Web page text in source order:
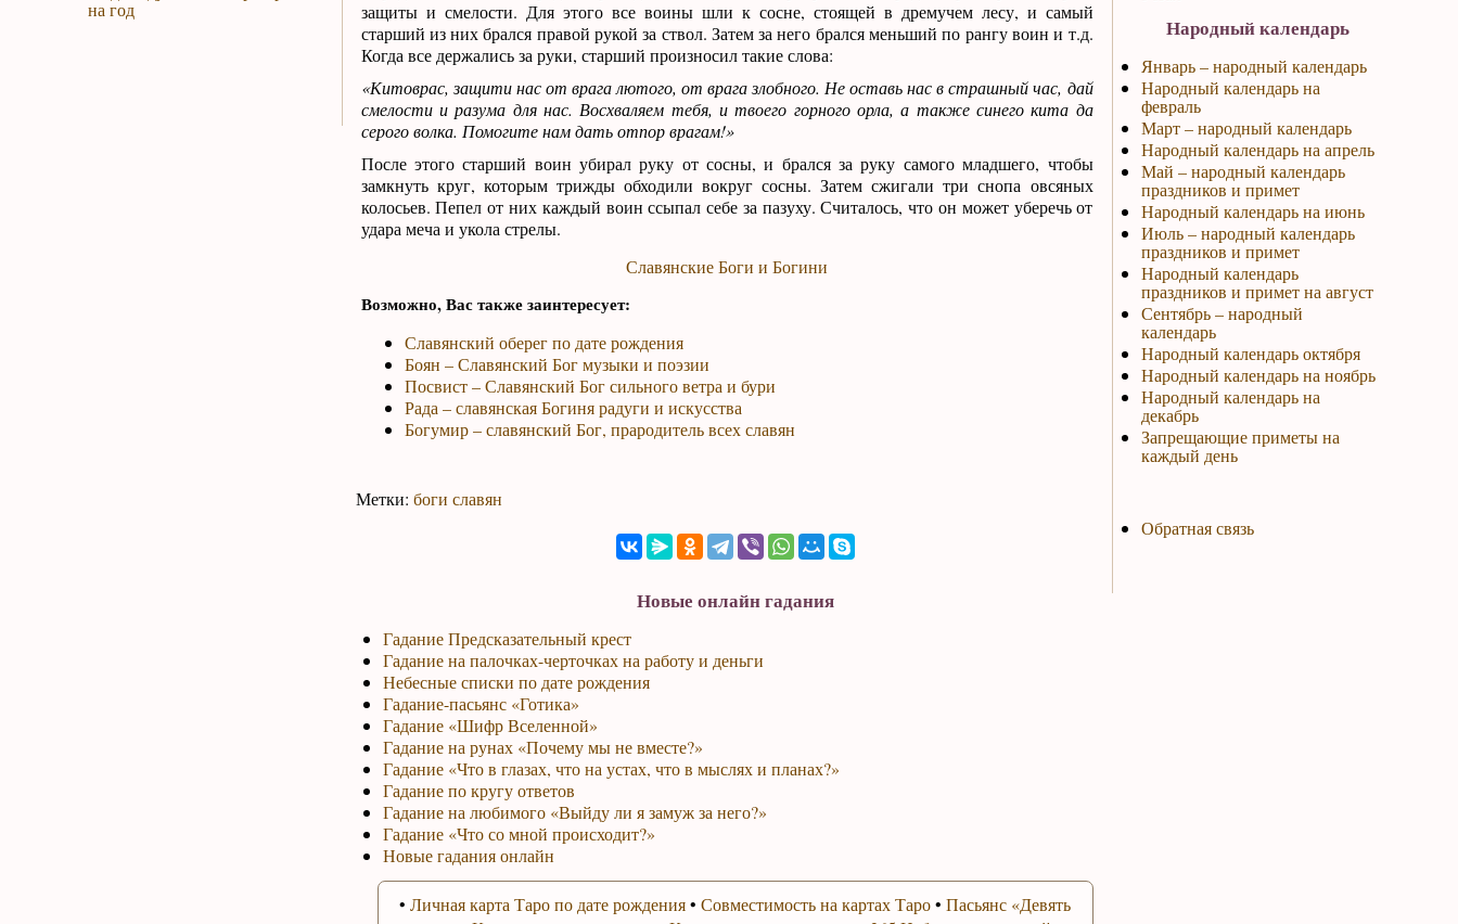
на год
защиты и смелости. Для этого все воины шли к сосне, стоящей в дремучем лесу, и самый
старший из них брался правой рукой за ствол. Затем за него брался меньший по рангу воин и т.д.
Когда все держались за руки, старший произносил такие слова:
«Китоврас, защити нас от врага лютого, от врага злобного. Не оставь нас в страшный час, дай
смелости и разума для нас. Восхваляем тебя, и твоего горного орла, а также синего кита да
серого волка. Помогите нам дать отпор врагам!»
После этого старший воин убирал руку от сосны, и брался за руку самого младшего, чтобы
замкнуть круг, которым трижды обходили вокруг сосны. Затем сжигали три снопа овсяных
колосьев. Пепел от них каждый воин ссыпал себе за пазуху. Считалось, что он может уберечь от
удара меча и укола стрелы.
Славянские Боги и Богини
Возможно, Вас также заинтересует:
Славянский оберег по дате рождения
Боян – Славянский Бог музыки и поэзии
Посвист – Славянский Бог сильного ветра и бури
Рада – славянская Богиня радуги и искусства
Богумир – славянский Бог, прародитель всех славян
Метки: боги славян
Новые онлайн гадания
Гадание Предсказательный крест
Гадание на палочках-черточках на работу и деньги
Небесные списки по дате рождения
Гадание-пасьянс «Готика»
Гадание «Шифр Вселенной»
Гадание на рунах «Почему мы не вместе?»
Гадание «Что в глазах, что на устах, что в мыслях и планах?»
Гадание по кругу ответов
Гадание на любимого «Выйду ли я замуж за него?»
Гадание «Что со мной происходит?»
Новые гадания онлайн
• Личная карта Таро по дате рождения• Совместимость на картах Таро• Пасьянс «Девять
Народный календарь
Январь – народный календарь
Народный календарь на
февраль
Март – народный календарь
Народный календарь на апрель
Май – народный календарь
праздников и примет
Народный календарь на июнь
Июль – народный календарь
праздников и примет
Народный календарь
праздников и примет на август
Сентябрь – народный
календарь
Народный календарь октября
Народный календарь на ноябрь
Народный календарь на
декабрь
Запрещающие приметы на
каждый день
Обратная связь